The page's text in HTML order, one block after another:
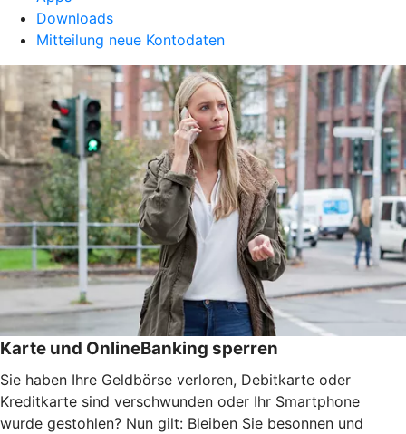
Downloads
Mitteilung neue Kontodaten
Karte und OnlineBanking sperren
Sie haben Ihre Geldbörse verloren, Debitkarte oder
Kreditkarte sind verschwunden oder Ihr Smartphone
wurde gestohlen? Nun gilt: Bleiben Sie besonnen und